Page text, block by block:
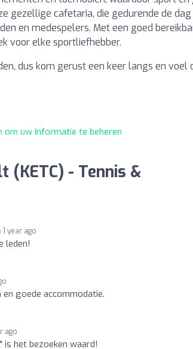
gezellige cafetaria, die gedurende de dag
en medespelers. Met een goed
voor elke sportliefhebber.
dus kom gerust een keer langs en voel
om uw informatie te beheren
(KETC) - Tennis &
1 year ago
leden!
en goede accommodatie.
ago
is het bezoeken waard!